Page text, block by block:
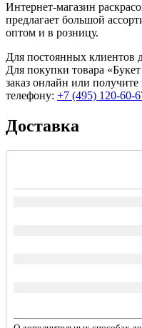
Интернет-магазин
предлагает большой
оптом и в розницу.
Для постоянных клиентов
Для покупки товара
заказ онлайн или
телефону: +7 (495) 120-60-
Доставка